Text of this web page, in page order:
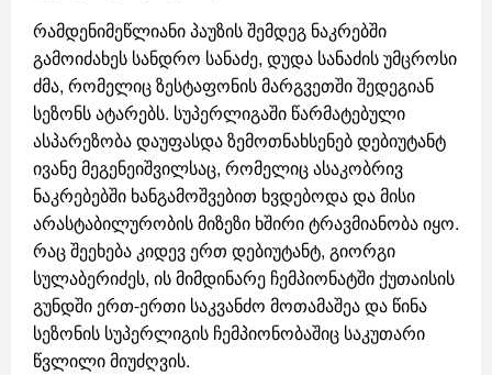
რამდენიმეწლიანი პაუზის შემდეგ ნაკრებში
გამოიძახეს სანდრო სანაძე, დუდა სანაძის უმცროსი
ძმა, რომელიც ზესტაფონის მარგვეთში შედეგიან
სეზონს ატარებს. სუპერლიგაში წარმატებული
ასპარეზობა დაუფასდა ზემოთნახსენებ დებიუტანტ
ივანე მეგენეიშვილსაც, რომელიც ასაკობრივ
ნაკრებებში ხანგამოშვებით ხვდებოდა და მისი
არასტაბილურობის მიზეზი ხშირი ტრავმიანობა იყო.
რაც შეეხება კიდევ ერთ დებიუტანტ, გიორგი
სულაბერიძეს, ის მიმდინარე ჩემპიონატში ქუთაისის
გუნდში ერთ-ერთი საკვანძო მოთამაშეა და წინა
სეზონის სუპერლიგის ჩემპიონობაშიც საკუთარი
წვლილი მიუძღვის.